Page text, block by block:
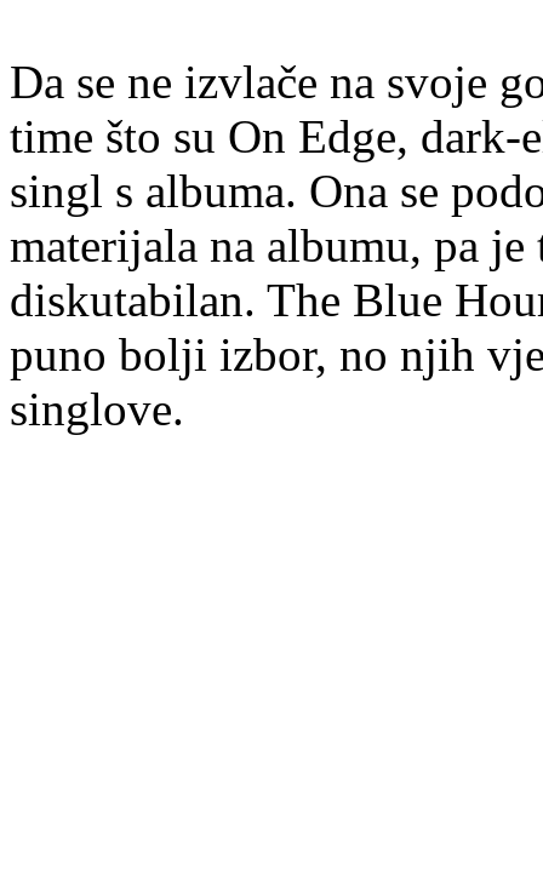
Da se ne izvlače na svoje
time što su On Edge,
singl s albuma. Ona se
materijala na albumu, pa
diskutabilan. The Blue
puno bolji izbor, no njih
singlove.